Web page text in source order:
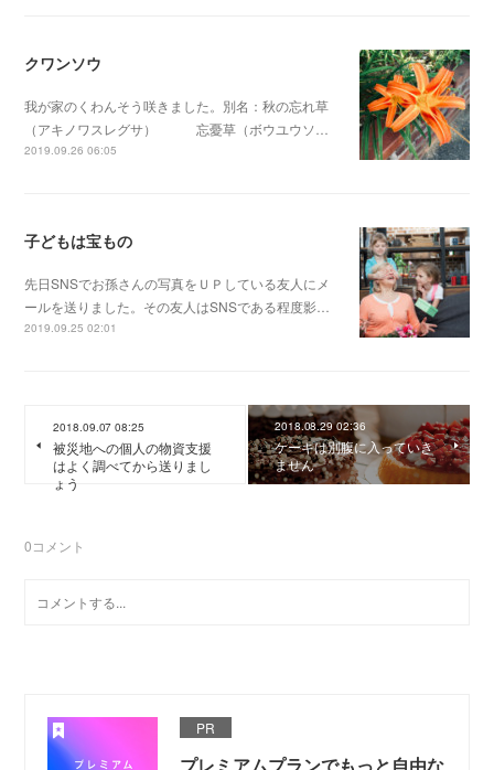
クワンソウ
我が家のくわんそう咲きました。別名：秋の忘れ草
（アキノワスレグサ） 忘憂草（ボウユウソ…
2019.09.26 06:05
子どもは宝もの
先日SNSでお孫さんの写真をＵＰしている友人にメ
ールを送りました。その友人はSNSである程度影…
2019.09.25 02:01
2018.09.07 08:25
被災地への個人の物資支援
はよく調べてから送りまし
ょう
2018.08.29 02:36
ケーキは別腹に入っていき
ません
0コメント
PR